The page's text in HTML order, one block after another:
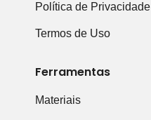
Política de Privacidade
Termos de Uso
Ferramentas
Materiais